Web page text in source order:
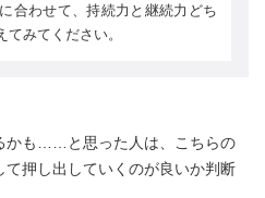
合わせて、持続力と継続力どち
みてください。
かも……と思った人は、こちらの
押し出していくのが良いか判断